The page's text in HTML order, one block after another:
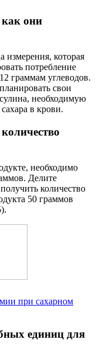
они
которая
потребление
граммам углеводов.
свои
необходимую
в крови.
необходимо
Делите
количество
50 граммов
при сахарном
единиц для